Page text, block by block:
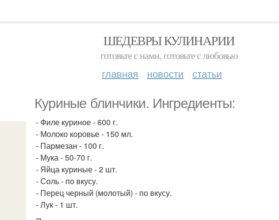
ШЕДЕВРЫ КУЛИНАРИИ
готовьте с нами, готовьте с любовью
главная новости статьи
Куриные блинчики. Ингредиенты:
- Филе куриное - 600 г.
- Молоко коровье - 150 мл.
- Пармезан - 100 г.
- Мука - 50-70 г.
- Яйца куриные - 2 шт.
- Соль - по вкусу.
- Перец черный (молотый) - по вкусу.
- Лук - 1 шт.